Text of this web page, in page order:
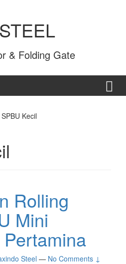
& Folding Gate
Kecil
Rolling
Mini
Steel — No Comments ↓